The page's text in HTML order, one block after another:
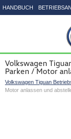
HANDBUCH
Volkswagen
Parken / Motor
Volkswagen Tiguan
Motor anlassen und